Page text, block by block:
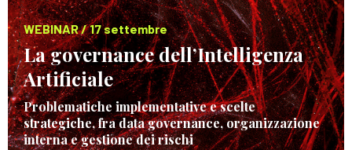
WEBINAR / 17 settembre
La governance dell’Intelligenza
Artificiale
Problematiche implementative e scelte
strategiche, fra data governance, organizzazione
interna e gestione dei rischi